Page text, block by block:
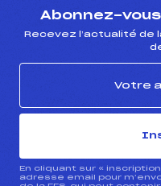
Abonnez-
Recevez l’actualité de
En cliquant sur «
adresse email pour